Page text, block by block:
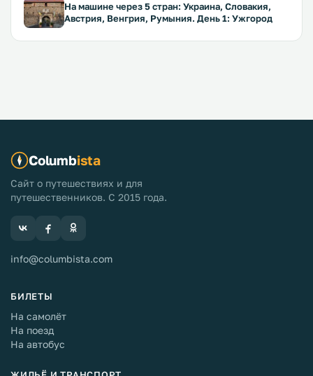
На машине через 5 стран: Украина, Словакия,
Австрия, Венгрия, Румыния. День 1: Ужгород
Columbista
Сайт о путешествиях и для
путешественников. С 2015 года.
info@columbista.com
БИЛЕТЫ
На самолёт
На поезд
На автобус